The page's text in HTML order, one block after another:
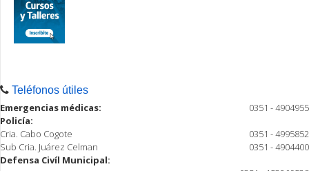
Teléfonos útiles
Emergencias médicas:
0351 - 4904955
Policía:
Cria. Cabo Cogote
0351 - 4995852
Sub Cria. Juárez Celman
0351 - 4904400
Defensa Civíl Municipal: